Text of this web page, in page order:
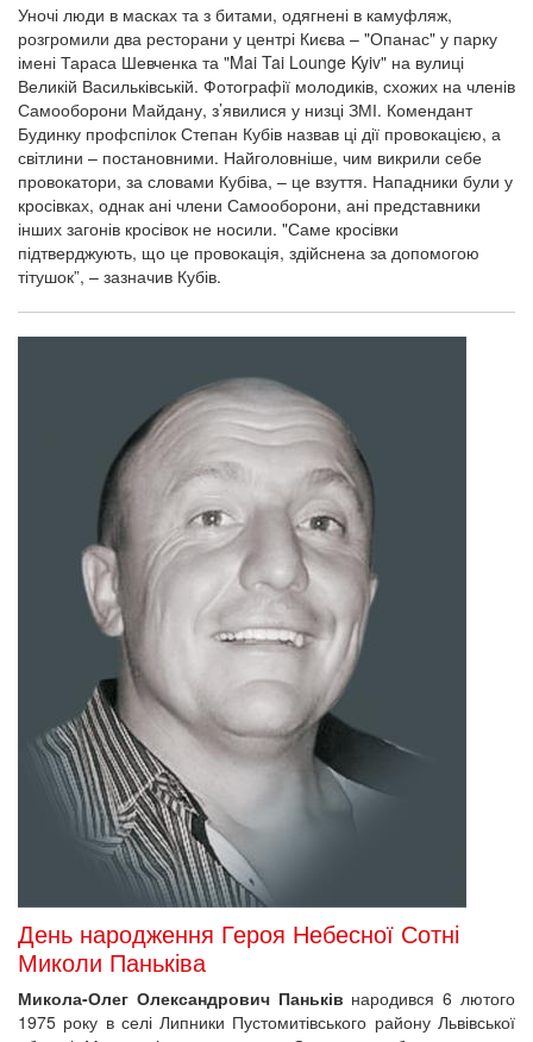
Уночі люди в масках та з битами, одягнені в камуфляж,
розгромили два ресторани у центрі Києва – "Опанас" у парку
імені Тараса Шевченка та "Mai Tai Lounge Kyiv" на вулиці
Великій Васильківській. Фотографії молодиків, схожих на членів
Самооборони Майдану, з’явилися у низці ЗМІ. Комендант
Будинку профспілок Степан Кубів назвав ці дії провокацією, а
світлини – постановними. Найголовніше, чим викрили себе
провокатори, за словами Кубіва, – це взуття. Нападники були у
кросівках, однак ані члени Самооборони, ані представники
інших загонів кросівок не носили. "Саме кросівки
підтверджують, що це провокація, здійснена за допомогою
тітушок”, – зазначив Кубів.
День народження Героя Небесної Сотні
Миколи Паньківа
Микола-Олег Олександрович Паньків народився 6 лютого
1975 року в селі Липники Пустомитівського району Львівської